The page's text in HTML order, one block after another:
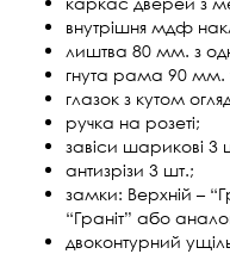
внутрішня мдф
лиштва 80 мм. з
гнута рама 90
глазок з кутом
ручка на розеті;
завіси шарикові 3
антизрізи 3 шт.;
замки: Верхній –
“Граніт” або
двоконтурний